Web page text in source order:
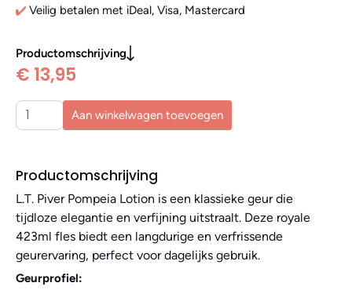
Veilig betalen met iDeal, Visa, Mastercard
Productomschrijving
€ 13,95
Aan winkelwagen toevoegen
Productomschrijving
L.T. Piver Pompeia Lotion is een klassieke geur die
tijdloze elegantie en verfijning uitstraalt. Deze royale
423ml fles biedt een langdurige en verfrissende
geurervaring, perfect voor dagelijks gebruik.
Geurprofiel: